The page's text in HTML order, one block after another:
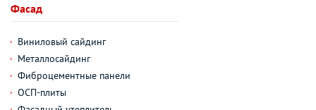
Фасад
Виниловый сайдинг
Металлосайдинг
Фиброцементные панели
ОСП-плиты